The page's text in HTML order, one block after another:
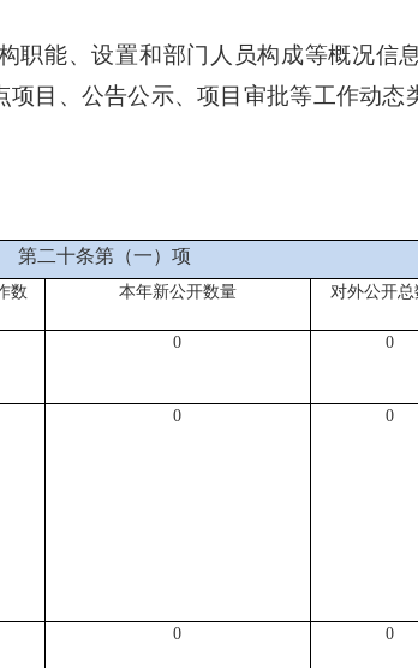
职能、设置和部门人员构成等概况信
目、公告公示、项目审批等工作动态
第二十条第（一）项
数
本年新公开数量 对外公开总
0 0
0 0
0 0